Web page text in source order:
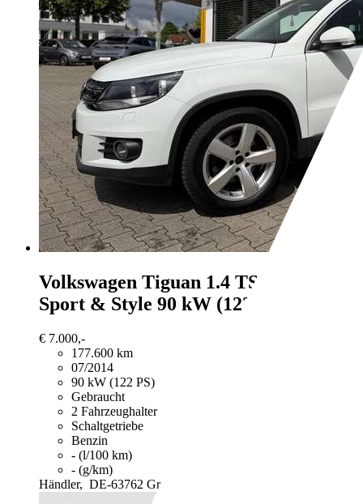
Volkswagen Tiguan 1.4 TSI BMT
Sport & Style 90 kW (122 PS), Schal...
€ 7.000,-
177.600 km
07/2014
90 kW (122 PS)
Gebraucht
2 Fahrzeughalter
Schaltgetriebe
Benzin
- (l/100 km)
- (g/km)
Händler, DE-63762 Großostheim